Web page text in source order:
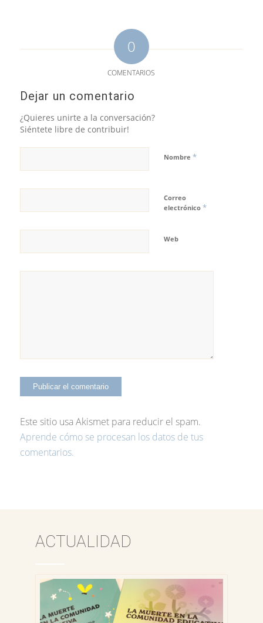
0
COMENTARIOS
Dejar un comentario
¿Quieres unirte a la conversación?
Siéntete libre de contribuir!
Nombre *
Correo
electrónico *
Web
Este sitio usa Akismet para reducir el spam.
Aprende cómo se procesan los datos de tus
comentarios.
ACTUALIDAD